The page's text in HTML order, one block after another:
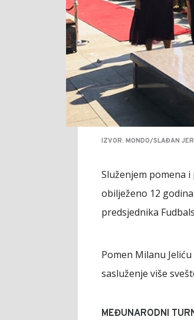
IZVOR: MONDO/SLAĐAN
Služenjem pomena
obilježeno 12
predsjednika
Pomen Milanu
sasluženje više
MEĐUNARODNI